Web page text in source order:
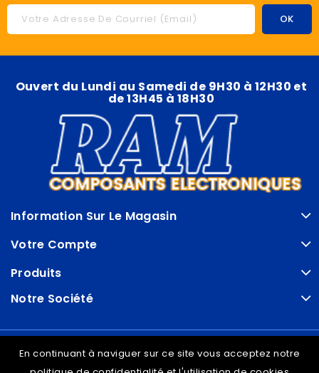
Ouvert du Lundi au Samedi de 9H30 à 12H30 et
de 13H45 à 18H30
Information Sur Le Magasin
Votre Compte
Produits
Notre Société
© VDRAM - 2026
En continuant à naviguer sur ce site vous acceptez notre